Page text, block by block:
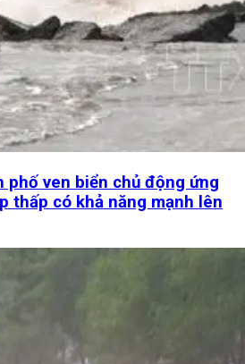
phố ven biển chủ động ứng
thấp có khả năng mạnh lên